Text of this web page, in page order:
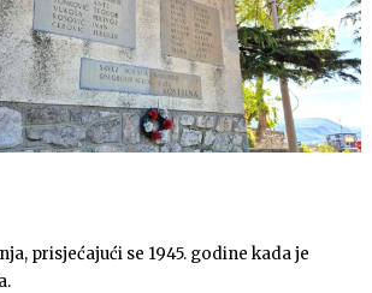
prisjećajući se 1945. godine kada je